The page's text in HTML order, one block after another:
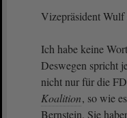
Vizepräsident Wulf
Ich habe keine
Deswegen spricht
nicht nur für die
Koalition, so wie
Bernstein, Sie